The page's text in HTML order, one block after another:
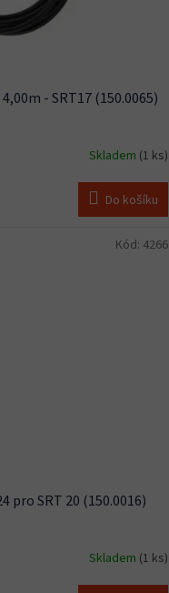
- SRT17 (150.0065)
Skladem (1 ks)
Do košíku
pro SRT 20 (150.0016)
Skladem (1 ks)
Kód: 4266